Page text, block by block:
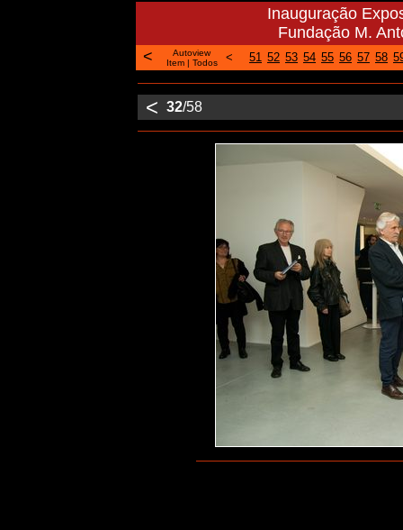
Inauguração
Fundação M.
<
Autoview
Item| Todos < 51 52 53 54 55 56 57 58
< 32/58